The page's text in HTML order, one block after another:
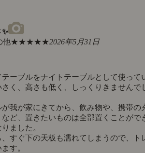
他★★★★★2026年5月31日
ーブルをナイトテーブルとして使って
さく、高さも低く、しっくりきませんで
我が家にきてから、飲み物や、携帯の
ど、置きたいものは全部置くことがで
ました。
すぐ下の天板も濡れてしまうので、ト
す。